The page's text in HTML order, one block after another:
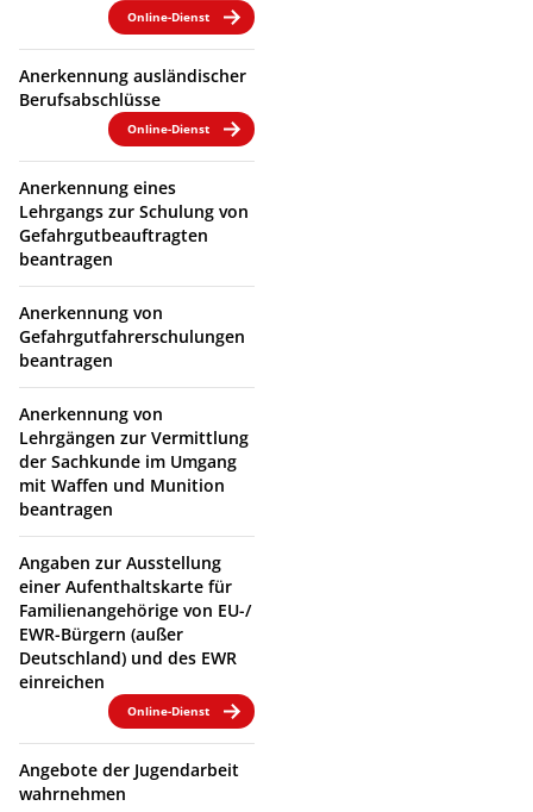
Online-Dienst
Anerkennung ausländischer
Berufsabschlüsse
Online-Dienst
Anerkennung eines
Lehrgangs zur Schulung von
Gefahrgutbeauftragten
beantragen
Anerkennung von
Gefahrgutfahrerschulungen
beantragen
Anerkennung von
Lehrgängen zur Vermittlung
der Sachkunde im Umgang
mit Waffen und Munition
beantragen
Angaben zur Ausstellung
einer Aufenthaltskarte für
Familienangehörige von EU-/
EWR-Bürgern (außer
Deutschland) und des EWR
einreichen
Online-Dienst
Angebote der Jugendarbeit
wahrnehmen